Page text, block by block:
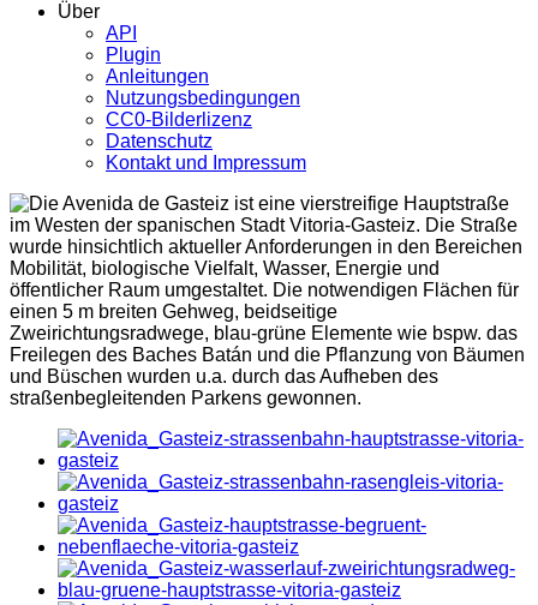
Über
API
Plugin
Anleitungen
Nutzungsbedingungen
CC0-Bilderlizenz
Datenschutz
Kontakt und Impressum